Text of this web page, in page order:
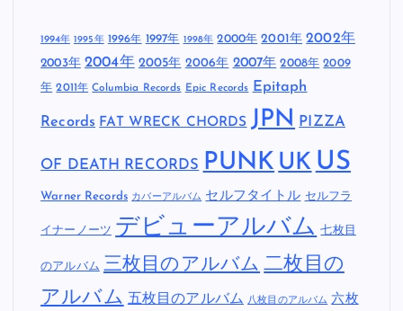
1994年 1995年 1996年 1997年 1998年 2000年 2001年 2002年
2003年 2004年 2005年 2006年 2007年 2008年 2009
年 2011年 Columbia Records Epic Records Epitaph
Records FAT WRECK CHORDS JPN PIZZA
OF DEATH RECORDS PUNK UK US
Warner Records カバーアルバム セルフタイトル セルフラ
イナーノーツ デビューアルバム 七枚目
のアルバム 三枚目のアルバム 二枚目の
アルバム 五枚目のアルバム 八枚目のアルバム 六枚